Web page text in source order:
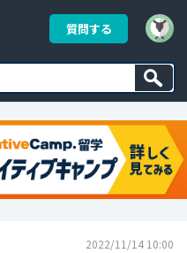
質問する
2022/11/14 10:00